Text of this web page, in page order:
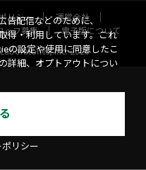
リシー
運営会社
ッフ募集
電子版について
Laboratories, Inc. 2026
告配信などのために、
得・利用しています。これ
の設定や使用に同意したこ
詳細、オプトアウトについ
リシー